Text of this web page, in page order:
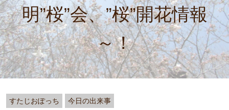
明”桜”会、”桜”開花情報
～！
すたじおぽっち 今日の出来事